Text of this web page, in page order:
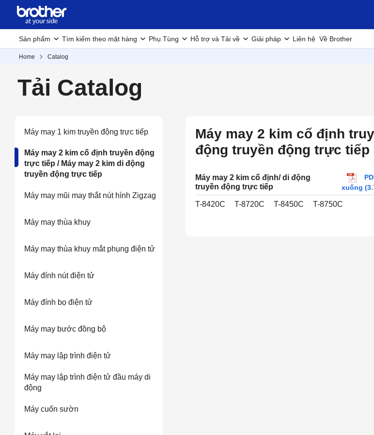
Sản phẩm Tìm kiếm theo mặt hàng Phụ Tùng Hỗ trợ và Tải về Giải pháp Liên hệ Về Brother
Home Catalog
Tải Catalog
Máy may 1 kim truyền động trực tiếp
Máy may 2 kim cố định truyền động
trực tiếp / Máy may 2 kim di động
truyền động trực tiếp
Máy may mũi may thắt nút hình Zigzag
Máy may thùa khuy
Máy may thùa khuy mắt phụng điện tử
Máy đính nút điện tử
Máy đính bọ điện tử
Máy may bước đồng bộ
Máy may lập trình điện tử
Máy may lập trình điện tử đầu máy di
động
Máy cuốn sườn
Máy may 2 kim cố định
động truyền động trực tiếp
Máy may 2 kim cố định/ di động
truyền động trực tiếp
xuống
T-8420C T-8720C T-8450C T-8750C